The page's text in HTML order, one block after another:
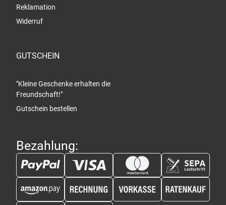
Reklamation
Widerruf
GUTSCHEIN
"Kleine Geschenke erhalten die
Freundschaft!"
Gutschein bestellen
Bezahlung: